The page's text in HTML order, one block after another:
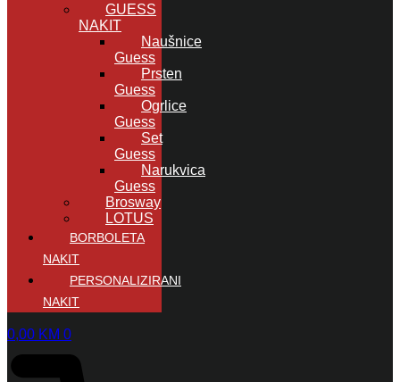
GUESS
NAKIT
Naušnice
Guess
Prsten
Guess
Ogrlice
Guess
Set
Guess
Narukvica
Guess
Brosway
LOTUS
BORBOLETA
NAKIT
PERSONALIZIRANI
NAKIT
0,00 KM 0